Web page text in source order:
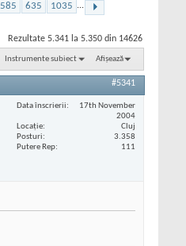
585 635 1035 ...
Rezultate 5.341 la 5.350 din 14626
Instrumente subiect Afișează
#5341
Data înscrierii
17th November
2004
Locaţie
Cluj
Posturi
3.358
Putere Rep
111